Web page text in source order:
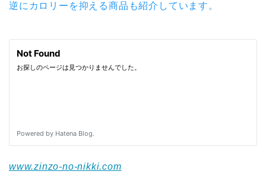
逆にカロリーを抑える商品も紹介しています。
www.zinzo-no-nikki.com